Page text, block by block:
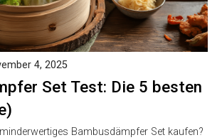
Set Test: Die 5 besten
4, 2025
Bambusdämpfer Set kaufen?